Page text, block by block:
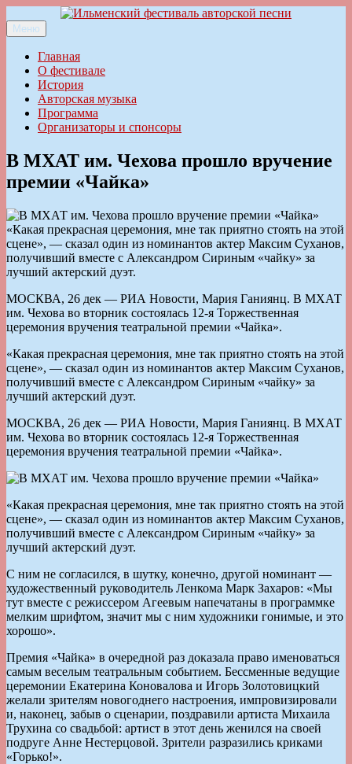
к
содержимому
Ильменский фестиваль авторской песни
Меню
Главная
О фестивале
История
Авторская музыка
Программа
Организаторы и спонсоры
В МХАТ им. Чехова прошло вручение
премии «Чайка»
«Какая прекрасная церемония, мне так приятно стоять на этой
сцене», — сказал один из номинантов актер Максим Суханов,
получивший вместе с Александром Сириным «чайку» за
лучший актерский дуэт.
МОСКВА, 26 дек — РИА Новости, Мария Ганиянц. В МХАТ
им. Чехова во вторник состоялась 12-я Торжественная
церемония вручения театральной премии «Чайка».
«Какая прекрасная церемония, мне так приятно стоять на этой
сцене», — сказал один из номинантов актер Максим Суханов,
получивший вместе с Александром Сириным «чайку» за
лучший актерский дуэт.
МОСКВА, 26 дек — РИА Новости, Мария Ганиянц. В МХАТ
им. Чехова во вторник состоялась 12-я Торжественная
церемония вручения театральной премии «Чайка».
«Какая прекрасная церемония, мне так приятно стоять на этой
сцене», — сказал один из номинантов актер Максим Суханов,
получивший вместе с Александром Сириным «чайку» за
лучший актерский дуэт.
С ним не согласился, в шутку, конечно, другой номинант —
художественный руководитель Ленкома Марк Захаров: «Мы
тут вместе с режиссером Агеевым напечатаны в программке
мелким шрифтом, значит мы с ним художники гонимые, и это
хорошо».
Премия «Чайка» в очередной раз доказала право именоваться
самым веселым театральным событием. Бессменные ведущие
церемонии Екатерина Коновалова и Игорь Золотовицкий
желали зрителям новогоднего настроения, импровизировали
и, наконец, забыв о сценарии, поздравили артиста Михаила
Трухина со свадьбой: артист в этот день женился на своей
подруге Анне Нестерцовой. Зрители разразились криками
«Горько!».